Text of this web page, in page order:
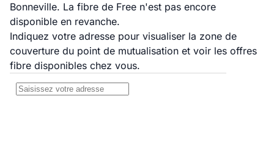
Bonneville. La fibre de Free n'est pas encore
disponible en revanche.
Indiquez votre adresse pour visualiser la zone de
couverture du point de mutualisation et voir les offres
fibre disponibles chez vous.